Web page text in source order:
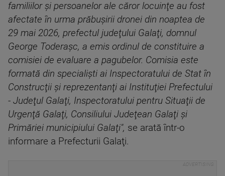
familiilor şi persoanelor ale căror locuinţe au fost
afectate în urma prăbuşirii dronei din noaptea de
29 mai 2026, prefectul judeţului Galaţi, domnul
George Toderaşc, a emis ordinul de constituire a
comisiei de evaluare a pagubelor. Comisia este
formată din specialişti ai Inspectoratului de Stat în
Construcţii şi reprezentanţi ai Instituţiei Prefectului
- Judeţul Galaţi, Inspectoratului pentru Situaţii de
Urgenţă Galaţi, Consiliului Judeţean Galaţi şi
Primăriei municipiului Galaţi", se arată într-o
informare a Prefecturii Galaţi.